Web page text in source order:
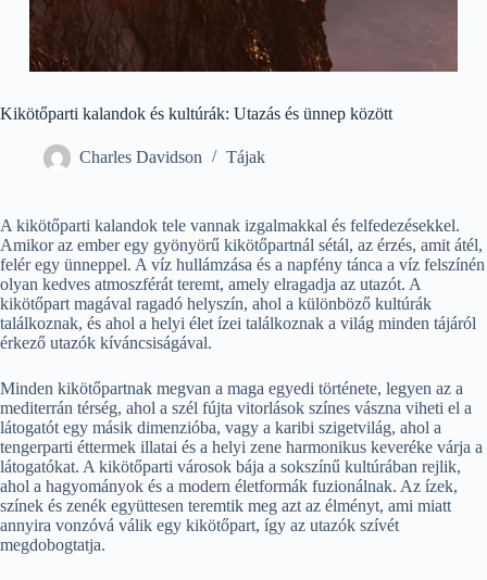
Kikötőparti kalandok és kultúrák: Utazás és ünnep között
Charles Davidson Tájak
A kikötőparti kalandok tele vannak izgalmakkal és felfedezésekkel.
Amikor az ember egy gyönyörű kikötőpartnál sétál, az érzés, amit átél,
felér egy ünneppel. A víz hullámzása és a napfény tánca a víz felszínén
olyan kedves atmoszférát teremt, amely elragadja az utazót. A
kikötőpart magával ragadó helyszín, ahol a különböző kultúrák
találkoznak, és ahol a helyi élet ízei találkoznak a világ minden tájáról
érkező utazók kíváncsiságával.
Minden kikötőpartnak megvan a maga egyedi története, legyen az a
mediterrán térség, ahol a szél fújta vitorlások színes vászna viheti el a
látogatót egy másik dimenzióba, vagy a karibi szigetvilág, ahol a
tengerparti éttermek illatai és a helyi zene harmonikus keveréke várja a
látogatókat. A kikötőparti városok bája a sokszínű kultúrában rejlik,
ahol a hagyományok és a modern életformák fuzionálnak. Az ízek,
színek és zenék együttesen teremtik meg azt az élményt, ami miatt
annyira vonzóvá válik egy kikötőpart, így az utazók szívét
megdobogtatja.